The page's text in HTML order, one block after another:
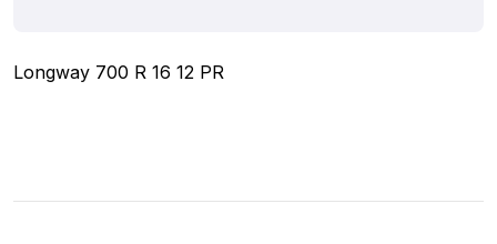
Longway 700 R 16 12 PR